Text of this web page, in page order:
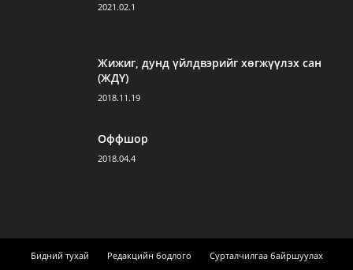
2021.02.1
Жижиг, дунд үйлдвэрийг хөгжүүлэх сан
(ЖДҮ)
2018.11.19
Оффшор
2018.04.4
Бидний тухай Редакцийн бодлого
Сурталчилгаа байршуулах